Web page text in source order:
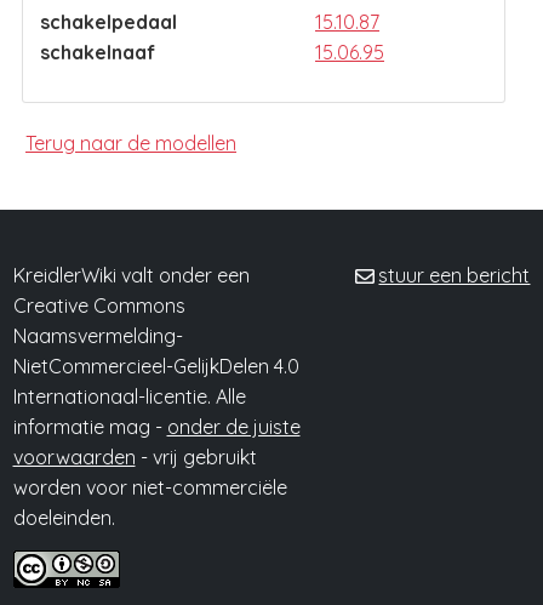
schakelpedaal
15.10.87
schakelnaaf
15.06.95
Terug naar de modellen
KreidlerWiki valt onder een
Creative Commons
Naamsvermelding-
NietCommercieel-GelijkDelen 4.0
Internationaal-licentie. Alle
informatie mag - onder de juiste
voorwaarden - vrij gebruikt
worden voor niet-commerciële
doeleinden.
stuur een bericht